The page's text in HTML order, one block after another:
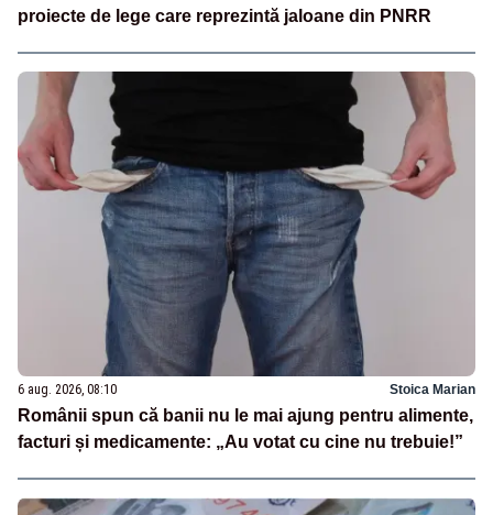
proiecte de lege care reprezintă jaloane din PNRR
6 aug. 2026, 08:10 Stoica Marian
Românii spun că banii nu le mai ajung pentru alimente,
facturi și medicamente: „Au votat cu cine nu trebuie!”